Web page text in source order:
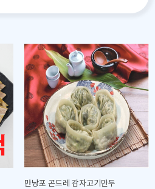
만낭포 곤드레 감자고기만두